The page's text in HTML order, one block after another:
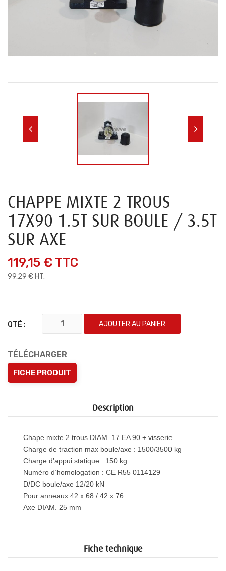
CHAPPE MIXTE 2 TROUS
17X90 1.5T SUR BOULE / 3.5T
SUR AXE
119,15 € TTC
99,29 € HT.
QTÉ : AJOUTER AU PANIER
TÉLÉCHARGER
FICHE PRODUIT
Description
Chape mixte 2 trous DIAM. 17 EA 90 + visserie
Charge de traction max boule/axe : 1500/3500 kg
Charge d’appui statique : 150 kg
Numéro d’homologation : CE R55 0114129
D/DC boule/axe 12/20 kN
Pour anneaux 42 x 68 / 42 x 76
Axe DIAM. 25 mm
Fiche technique